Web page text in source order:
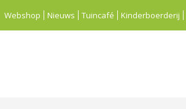
Webshop Nieuws Tuincafé Kinderboerderij